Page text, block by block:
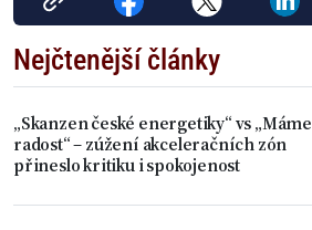
Nejčtenější články
„Skanzen české energetiky“ vs „Máme
radost“ – zúžení akceleračních zón
přineslo kritiku i spokojenost